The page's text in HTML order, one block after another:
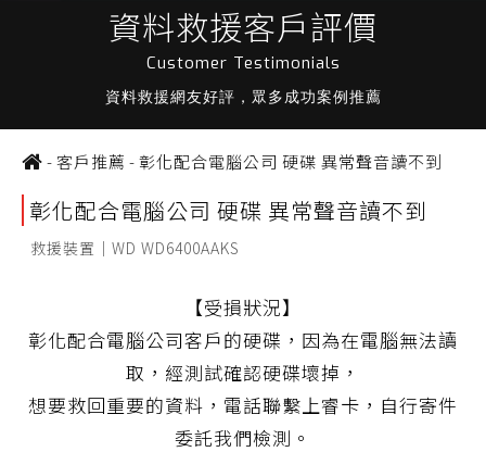
資料救援客戶評價
Customer Testimonials
資料救援網友好評，眾多成功案例推薦
-客戶推薦 -彰化配合電腦公司 硬碟 異常聲音讀不到
彰化配合電腦公司 硬碟 異常聲音讀不到
救援裝置｜WD WD6400AAKS
【受損狀況】
彰化配合電腦公司客戶的硬碟，因為在電腦無法讀
取，經測試確認硬碟壞掉，
想要救回重要的資料，電話聯繫上睿卡，自行寄件
委託我們檢測。